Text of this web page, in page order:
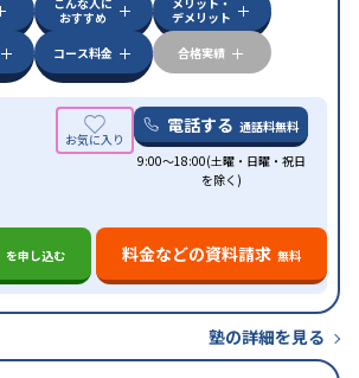
おすすめ
デメリット
コース料金 合格実績
電話する 通話料無料
9:00～18:00(土曜・日曜・祝日
を除く)
を申し込む 料金などの資料請求 無料
塾の詳細を見る